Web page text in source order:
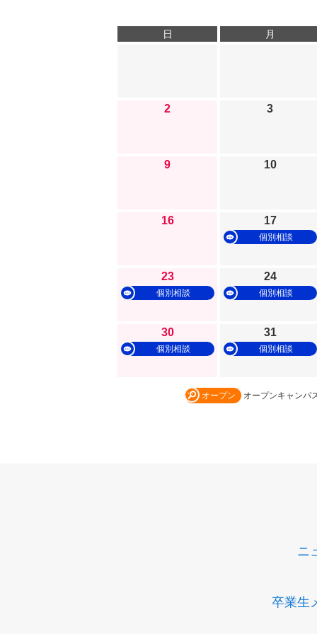
日 月
2 3
9 10
16 17
個別相談
23
個別相談
24
個別相談
30
個別相談
31
個別相談
オープン オープンキャンパ
ニ
卒業生